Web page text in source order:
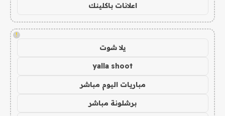
اعلانات باكلينك
!
يلا شوت
yalla shoot
مباريات اليوم مباشر
برشلونة مباشر